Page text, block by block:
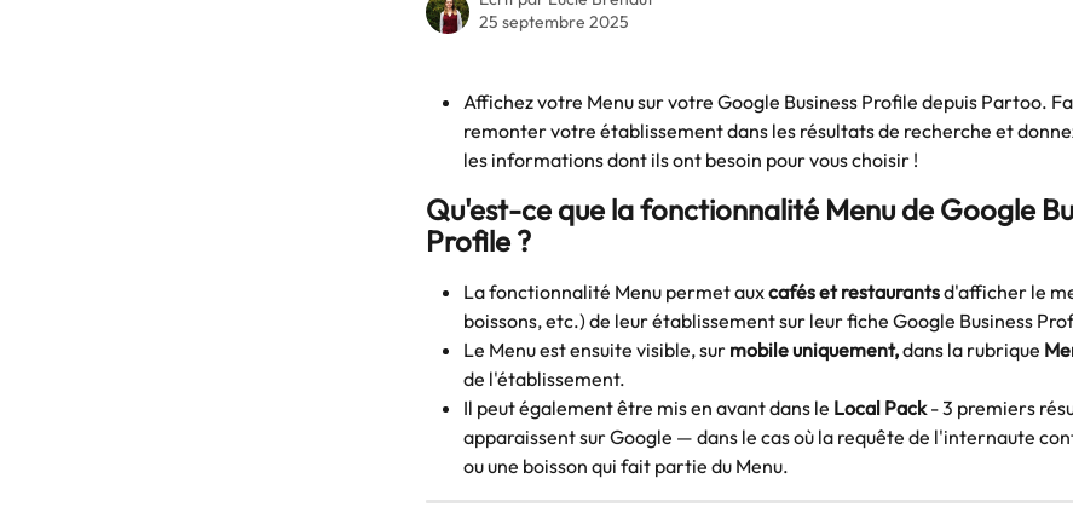
25 septembre 2025
Affichez votre Menu sur votre Google Business Profile depuis Partoo.
remonter votre établissement dans les résultats de recherche et
les informations dont ils ont besoin pour vous choisir !
Qu'est-ce que la fonctionnalité Menu de Google
Profile ?
La fonctionnalité Menu permet aux cafés et restaurants d'afficher le
boissons, etc.) de leur établissement sur leur fiche Google Business
Le Menu est ensuite visible, sur mobile uniquement, dans la rubrique
de l'établissement.
Il peut également être mis en avant dans le Local Pack - 3 premiers
apparaissent sur Google — dans le cas où la requête de l'internaute
ou une boisson qui fait partie du Menu.